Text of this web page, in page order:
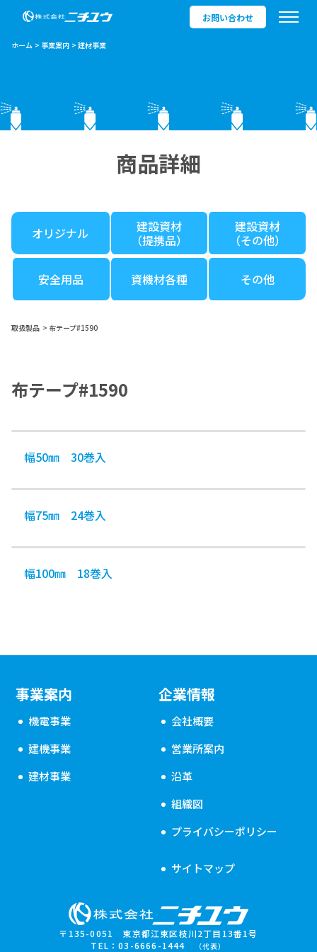
お問い合わせ
ホーム 事業案内 建材事業
商品詳細
オリジナル
建設資材
（提携品）
建設資材
（その他）
安全用品 資機材各種 その他
取扱製品 布テープ#1590
布テープ#1590
幅50㎜ 30巻入
幅75㎜ 24巻入
幅100㎜ 18巻入
〒135-0051 東京都江東区枝川2丁目13番1号
TEL：03-6666-1444
（代表）
事業案内
機電事業
建機事業
建材事業
企業情報
会社概要
営業所案内
沿革
組織図
プライバシーポリシー
サイトマップ